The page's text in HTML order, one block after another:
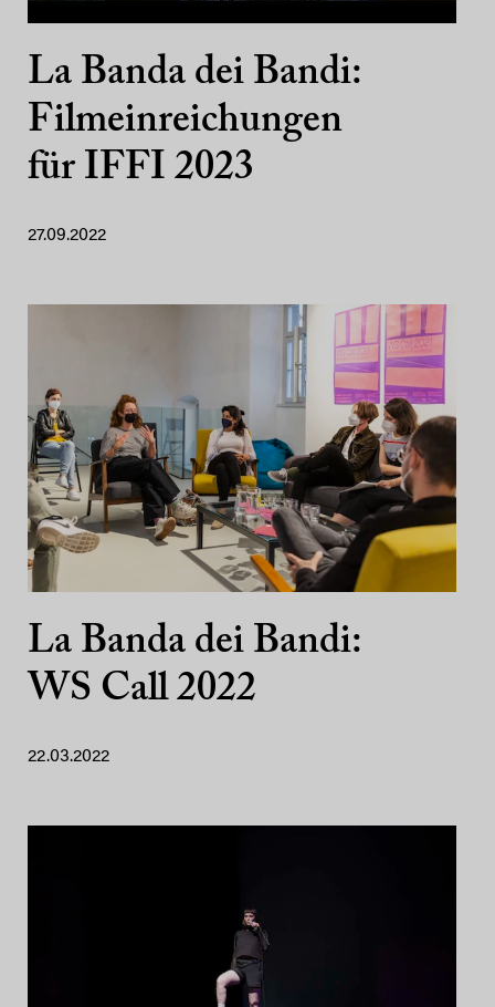
La Banda dei Bandi:
Filmeinreichungen
für IFFI 2023
27.09.2022
La Banda dei Bandi:
WS Call 2022
22.03.2022